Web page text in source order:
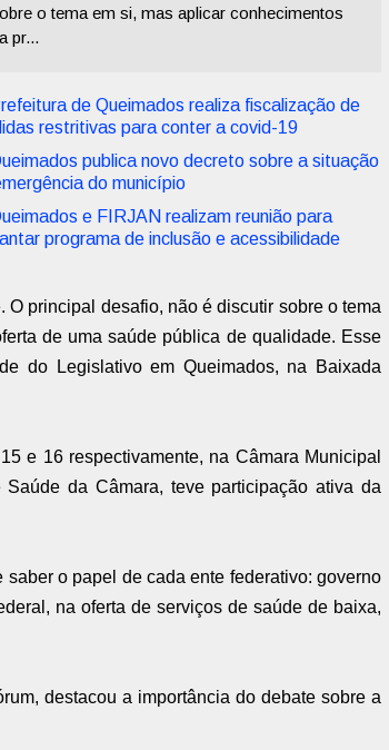
o tema em si, mas aplicar conhecimentos
pr...
de Queimados realiza fiscalização de
restritivas para conter a covid-19
publica novo decreto sobre a situação
do município
e FIRJAN realizam reunião para
programa de inclusão e acessibilidade
principal desafio, não é discutir sobre o tema
de uma saúde pública de qualidade. Esse
do Legislativo em Queimados, na Baixada
e 16 respectivamente, na Câmara Municipal
da Câmara, teve participação ativa da
o papel de cada ente federativo: governo
na oferta de serviços de saúde de baixa,
destacou a importância do debate sobre a